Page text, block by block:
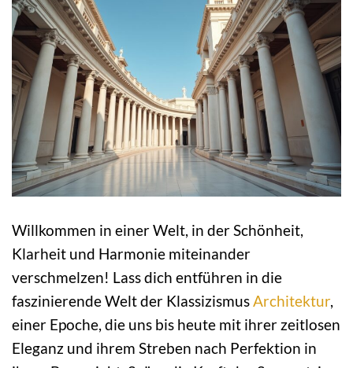
Willkommen in einer Welt, in der Schönheit,
Klarheit und Harmonie miteinander
verschmelzen! Lass dich entführen in die
faszinierende Welt der KlassizismusArchitektur,
einer Epoche, die uns bis heute mit ihrer zeitlosen
Eleganz und ihrem Streben nach Perfektion in